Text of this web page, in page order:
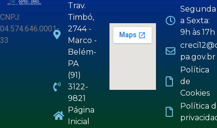
CNPJ:
04.574.646.0001-
33
Trav.
Timbó,
2744 -
Marco -
Belém-
PA
(91)
3122-
9821
Página
Inicial
Segunda
a Sexta:
9h às 17h
pa.gov.br
Política
de
Cookies
Política